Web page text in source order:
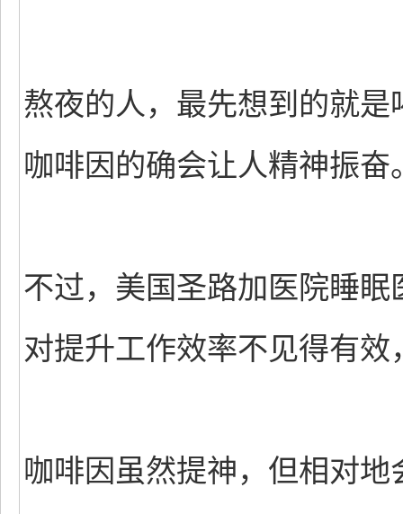
熬夜的人，最先想到的就
咖啡因的确会让人精神振奋
不过，美国圣路加医院睡
对提升工作效率不见得有
咖啡因虽然提神，但相对